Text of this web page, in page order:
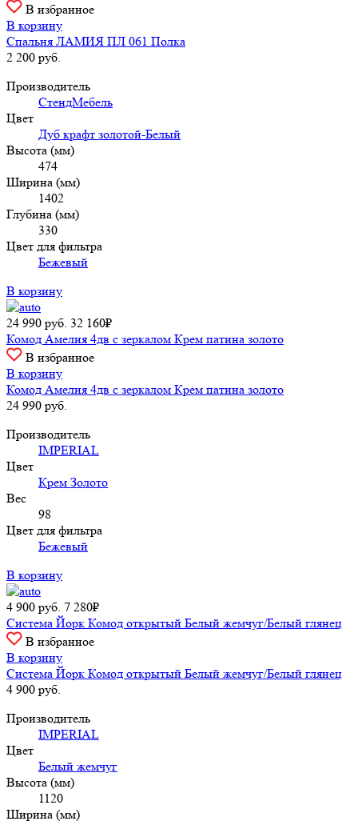
В избранное
В корзину
Спальня ЛАМИЯ ПЛ 061 Полка
2 200 руб.
Производитель
СтендМебель
Цвет
Дуб крафт золотой-Белый
Высота (мм)
474
Ширина (мм)
1402
Глубина (мм)
330
Цвет для фильтра
Бежевый
В корзину
24 990 руб. 32 160₽
Комод Амелия 4дв с зеркалом Крем патина золото
В избранное
В корзину
Комод Амелия 4дв с зеркалом Крем патина золото
24 990 руб.
Производитель
IMPERIAL
Цвет
Крем Золото
Вес
98
Цвет для фильтра
Бежевый
В корзину
4 900 руб. 7 280₽
Система Йорк Комод открытый Белый жемчуг/Белый глянец
В избранное
В корзину
Система Йорк Комод открытый Белый жемчуг/Белый глянец
4 900 руб.
Производитель
IMPERIAL
Цвет
Белый жемчуг
Высота (мм)
1120
Ширина (мм)